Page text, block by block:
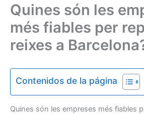
Quines són les
més fiables per
reixes a
Contenidos de la página
Quines són les empreses més fiables